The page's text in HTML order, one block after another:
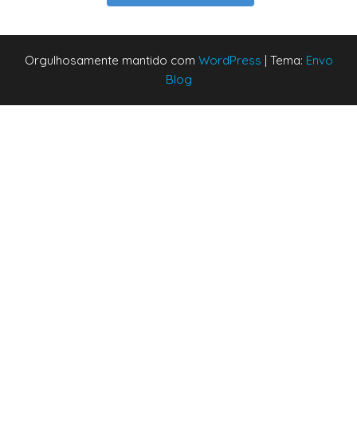
Orgulhosamente mantido com WordPress | Tema: Envo
Blog